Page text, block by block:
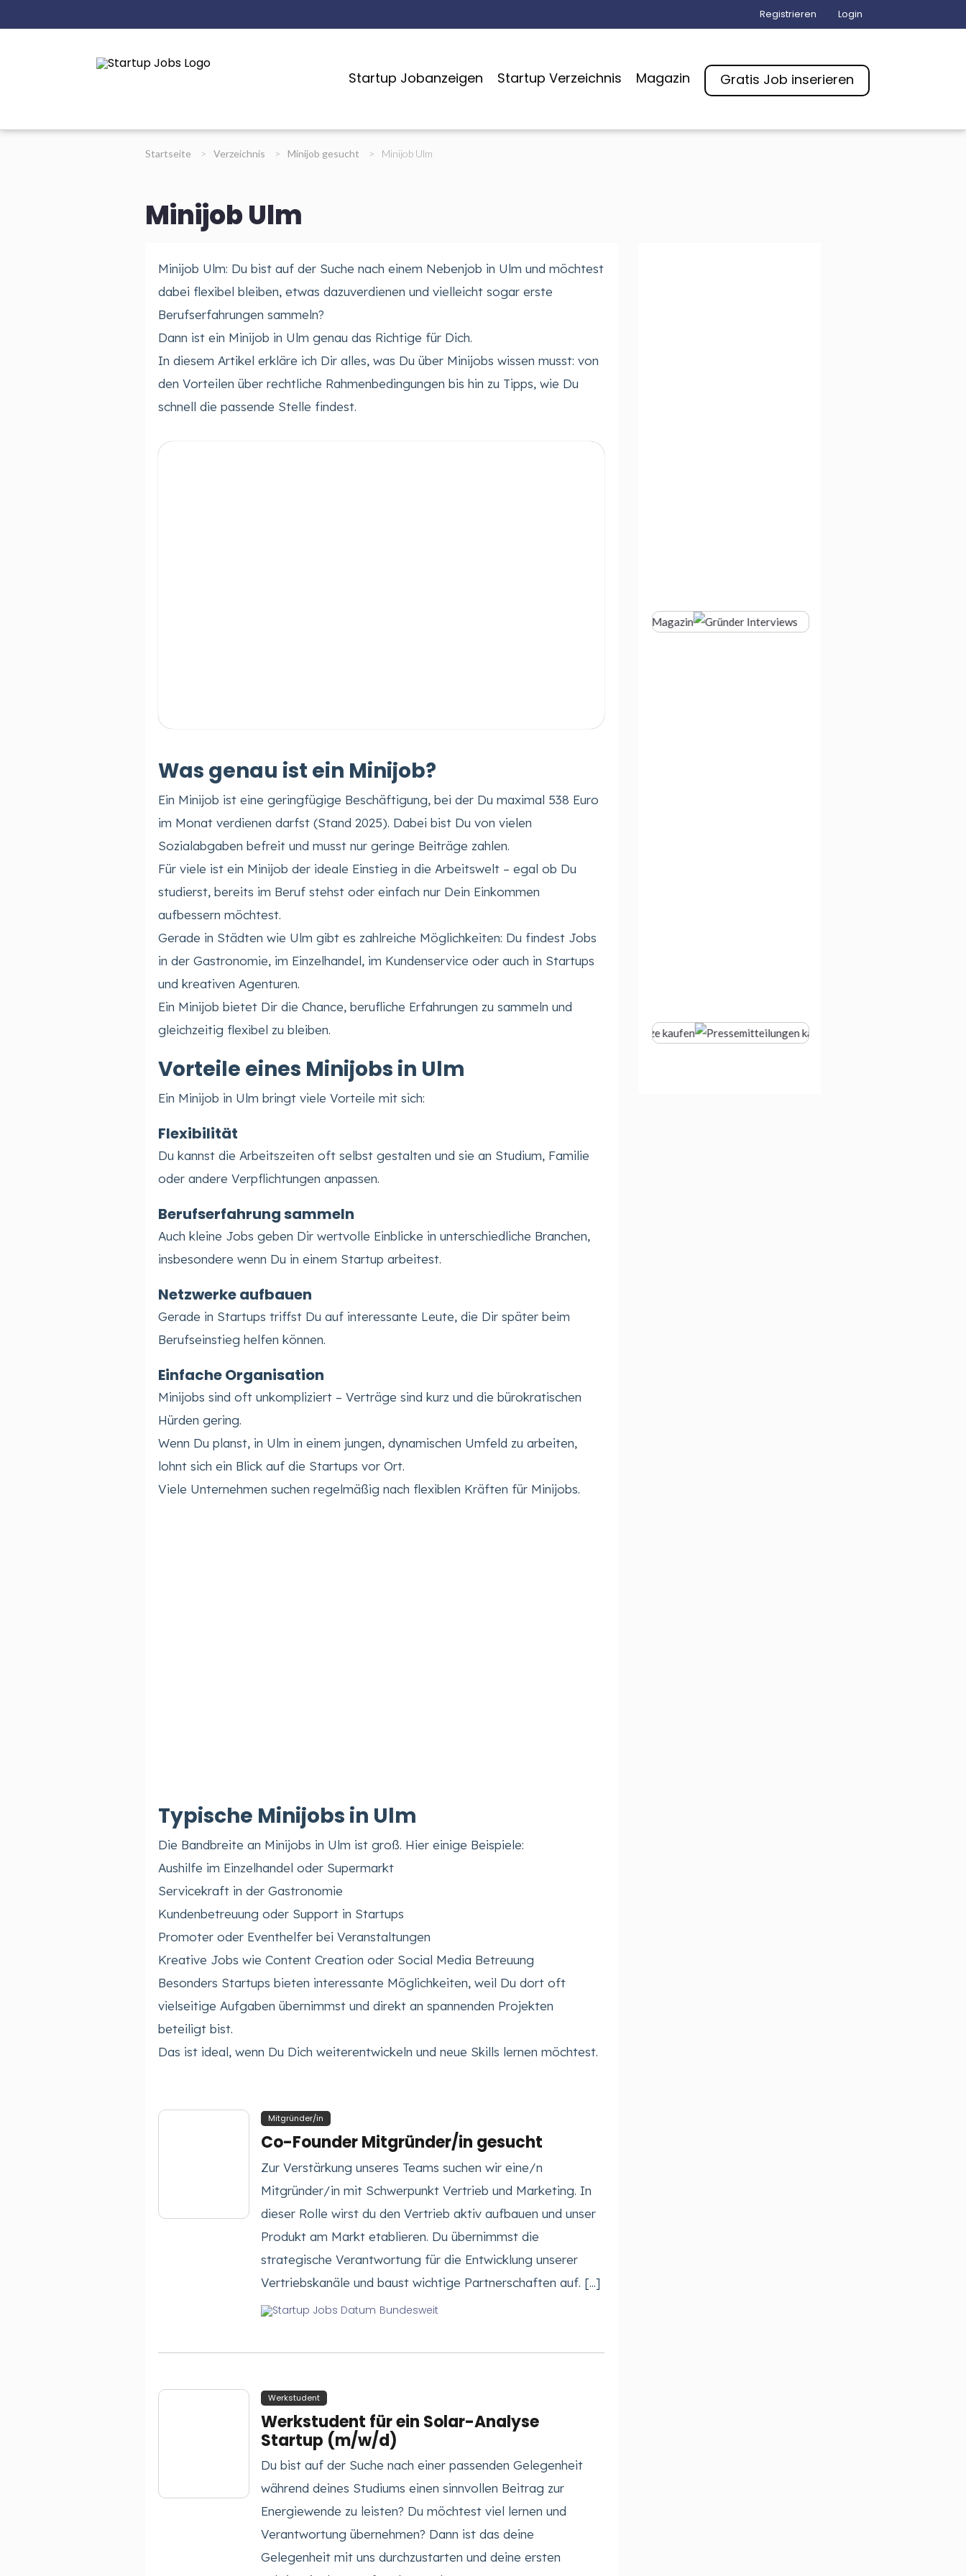
Login
Registrieren
Startup Jobanzeigen Startup Verzeichnis Magazin Gratis Job inserieren
Startseite > Verzeichnis > Minijob gesucht > Minijob Ulm
Minijob Ulm
Minijob Ulm: Du bist auf der Suche nach einem Nebenjob in Ulm und möchtest
dabei flexibel bleiben, etwas dazuverdienen und vielleicht sogar erste
Berufserfahrungen sammeln?
Dann ist ein Minijob in Ulm genau das Richtige für Dich.
In diesem Artikel erkläre ich Dir alles, was Du über Minijobs wissen musst: von
den Vorteilen über rechtliche Rahmenbedingungen bis hin zu Tipps, wie Du
schnell die passende Stelle findest.
Was genau ist ein Minijob?
Ein Minijob ist eine geringfügige Beschäftigung, bei der Du maximal 538 Euro
im Monat verdienen darfst (Stand 2025). Dabei bist Du von vielen
Sozialabgaben befreit und musst nur geringe Beiträge zahlen.
Für viele ist ein Minijob der ideale Einstieg in die Arbeitswelt – egal ob Du
studierst, bereits im Beruf stehst oder einfach nur Dein Einkommen
aufbessern möchtest.
Gerade in Städten wie Ulm gibt es zahlreiche Möglichkeiten: Du findest Jobs
in der Gastronomie, im Einzelhandel, im Kundenservice oder auch in Startups
und kreativen Agenturen.
Ein Minijob bietet Dir die Chance, berufliche Erfahrungen zu sammeln und
gleichzeitig flexibel zu bleiben.
Vorteile eines Minijobs in Ulm
Ein Minijob in Ulm bringt viele Vorteile mit sich:
Flexibilität
Du kannst die Arbeitszeiten oft selbst gestalten und sie an Studium, Familie
oder andere Verpflichtungen anpassen.
Berufserfahrung sammeln
Auch kleine Jobs geben Dir wertvolle Einblicke in unterschiedliche Branchen,
insbesondere wenn Du in einem Startup arbeitest.
Netzwerke aufbauen
Gerade in Startups triffst Du auf interessante Leute, die Dir später beim
Berufseinstieg helfen können.
Einfache Organisation
Minijobs sind oft unkompliziert – Verträge sind kurz und die bürokratischen
Hürden gering.
Wenn Du planst, in Ulm in einem jungen, dynamischen Umfeld zu arbeiten,
lohnt sich ein Blick auf die Startups vor Ort.
Viele Unternehmen suchen regelmäßig nach flexiblen Kräften für Minijobs.
Typische Minijobs in Ulm
Die Bandbreite an Minijobs in Ulm ist groß. Hier einige Beispiele:
Aushilfe im Einzelhandel oder Supermarkt
Servicekraft in der Gastronomie
Kundenbetreuung oder Support in Startups
Promoter oder Eventhelfer bei Veranstaltungen
Kreative Jobs wie Content Creation oder Social Media Betreuung
Besonders Startups bieten interessante Möglichkeiten, weil Du dort oft
vielseitige Aufgaben übernimmst und direkt an spannenden Projekten
beteiligt bist.
Das ist ideal, wenn Du Dich weiterentwickeln und neue Skills lernen möchtest.
Mitgründer/in
Co-Founder Mitgründer/in gesucht
Zur Verstärkung unseres Teams suchen wir eine/n
Mitgründer/in mit Schwerpunkt Vertrieb und Marketing. In
dieser Rolle wirst du den Vertrieb aktiv aufbauen und unser
Produkt am Markt etablieren. Du übernimmst die
strategische Verantwortung für die Entwicklung unserer
Vertriebskanäle und baust wichtige Partnerschaften auf. [...]
Bundesweit
Werkstudent
Werkstudent für ein Solar-Analyse
Startup (m/w/d)
Du bist auf der Suche nach einer passenden Gelegenheit
während deines Studiums einen sinnvollen Beitrag zur
Energiewende zu leisten? Du möchtest viel lernen und
Verantwortung übernehmen? Dann ist das deine
Gelegenheit mit uns durchzustarten und deine ersten